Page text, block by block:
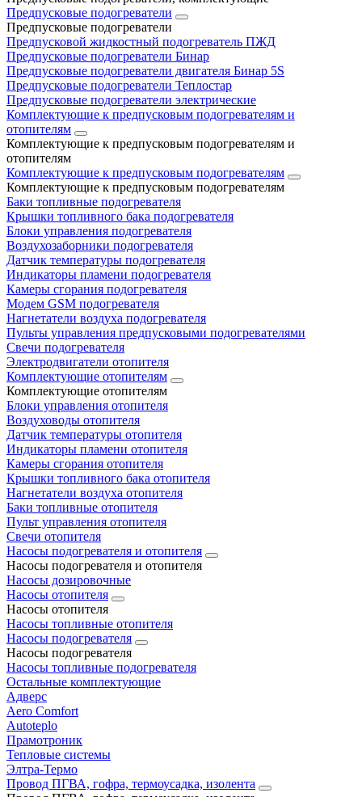
Предпусковые подогреватели
Предпусковые подогреватели
Предпусковой жидкостный подогреватель ПЖД
Предпусковые подогреватели Бинар
Предпусковые подогреватели двигателя Бинар 5S
Предпусковые подогреватели Теплостар
Предпусковые подогреватели электрические
Комплектующие к предпусковым подогревателям и
отопителям
Комплектующие к предпусковым подогревателям и
отопителям
Комплектующие к предпусковым подогревателям
Комплектующие к предпусковым подогревателям
Баки топливные подогревателя
Крышки топливного бака подогревателя
Блоки управления подогревателя
Воздухозаборники подогревателя
Датчик температуры подогревателя
Индикаторы пламени подогревателя
Камеры сгорания подогревателя
Модем GSM подогревателя
Нагнетатели воздуха подогревателя
Пульты управления предпусковыми подогревателями
Свечи подогревателя
Электродвигатели отопителя
Комплектующие отопителям
Комплектующие отопителям
Блоки управления отопителя
Воздуховоды отопителя
Датчик температуры отопителя
Индикаторы пламени отопителя
Камеры сгорания отопителя
Крышки топливного бака отопителя
Нагнетатели воздуха отопителя
Баки топливные отопителя
Пульт управления отопителя
Свечи отопителя
Насосы подогревателя и отопителя
Насосы подогревателя и отопителя
Насосы дозировочные
Насосы отопителя
Насосы отопителя
Насосы топливные отопителя
Насосы подогревателя
Насосы подогревателя
Насосы топливные подогревателя
Остальные комплектующие
Адверс
Aero Comfort
Autoteplo
Прамотроник
Тепловые системы
Элтра-Термо
Провод ПГВА, гофра, термоусадка, изолента